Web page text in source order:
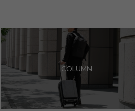
COLUMN